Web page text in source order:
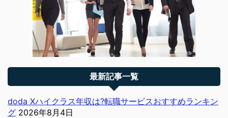
最新記事一覧
doda Xハイクラス年収は?転職サービスおすすめランキン
グ 2026年8月4日